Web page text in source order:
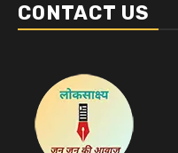
CONTACT US